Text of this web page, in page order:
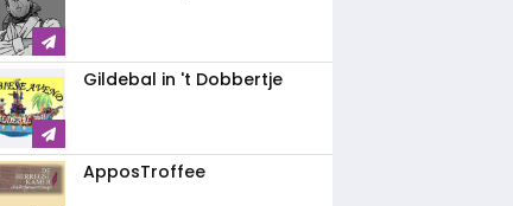
Gildebal in 't Dobbertje
ApposTroffee